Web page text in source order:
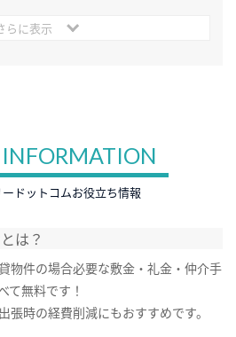
らに表示
INFORMATION
ドットコムお役立ち情報
は？
物件の場合必要な敷金・礼金・仲介手
て無料です！
張時の経費削減にもおすすめです。